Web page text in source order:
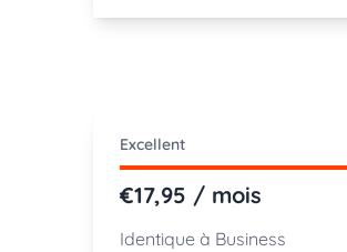
Excellent
€17,95 / mois
Identique à Business